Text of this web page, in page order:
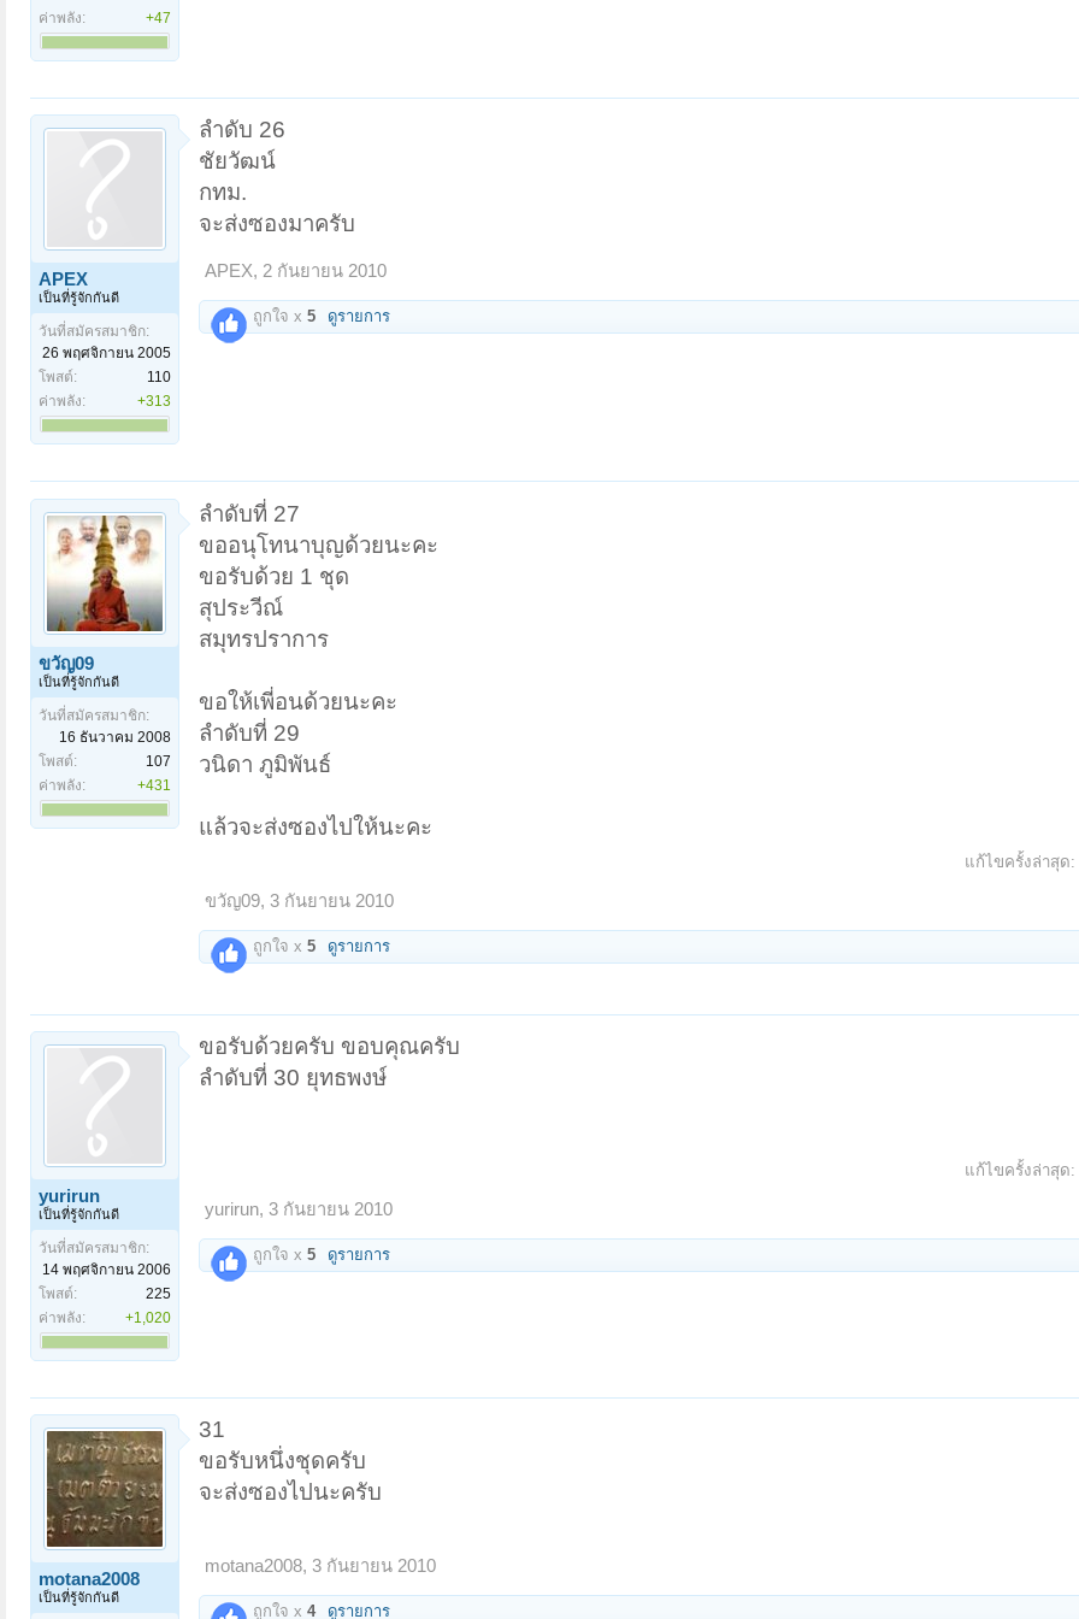
ค่าพลัง:
+47
APEX
เป็นที่รู้จักกันดี
วันที่สมัครสมาชิก:
26 พฤศจิกายน 2005
โพสต์:
110
ค่าพลัง:
+313
ลำดับ 26
ชัยวัฒน์
กทม.
จะส่งซองมาครับ
APEX, 2 กันยายน 2010
ถูกใจ x 5 ดูรายการ
ขวัญ09
เป็นที่รู้จักกันดี
วันที่สมัครสมาชิก:
16 ธันวาคม 2008
โพสต์:
107
ค่าพลัง:
+431
ลำดับที่ 27
ขออนุโทนาบุญด้วยนะคะ
ขอรับด้วย 1 ชุด
สุประวีณ์
สมุทรปราการ
ขอให้เพี่อนด้วยนะคะ
ลำดับที่ 29
วนิดา ภูมิพันธ์
แล้วจะส่งซองไปให้นะคะ
แก้ไขครั้งล่าสุด:
ขวัญ09, 3 กันยายน 2010
ถูกใจ x 5 ดูรายการ
yurirun
เป็นที่รู้จักกันดี
วันที่สมัครสมาชิก:
14 พฤศจิกายน 2006
โพสต์:
225
ค่าพลัง:
+1,020
ขอรับด้วยครับ ขอบคุณครับ
ลำดับที่ 30 ยุทธพงษ์
แก้ไขครั้งล่าสุด:
yurirun, 3 กันยายน 2010
ถูกใจ x 5 ดูรายการ
motana2008
เป็นที่รู้จักกันดี
31
ขอรับหนึ่งชุดครับ
จะส่งซองไปนะครับ
motana2008, 3 กันยายน 2010
ถูกใจ x 4 ดูรายการ